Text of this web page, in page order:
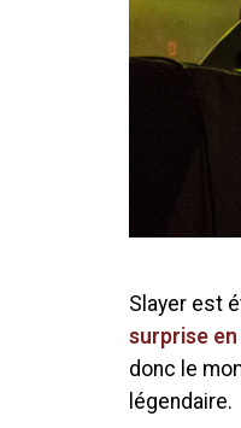
Slayer est
surprise
donc le
légendaire.